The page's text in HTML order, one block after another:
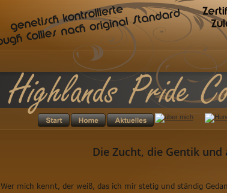
Wer mich kennt, der weiß, das ich mir stetig und ständig
Die Zucht, die Gentik
Highlands Pride